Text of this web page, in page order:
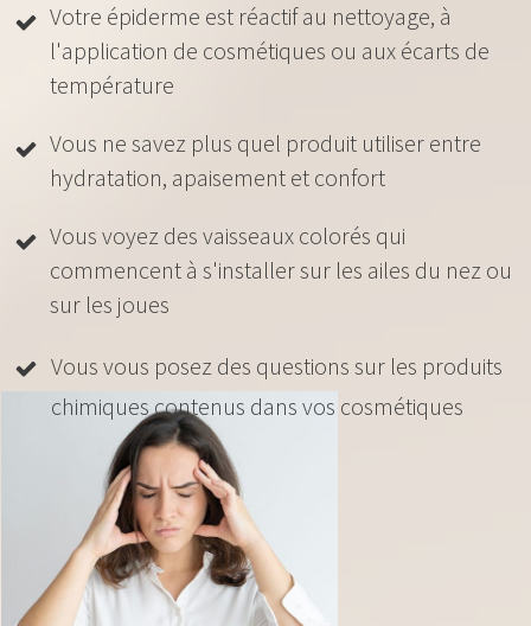
Votre épiderme est réactif au nettoyage, à
l'application de cosmétiques ou aux écarts de
température
Vous ne savez plus quel produit utiliser entre
hydratation, apaisement et confort
Vous voyez des vaisseaux colorés qui
commencent à s'installer sur les ailes du nez ou
sur les joues
Vous vous posez des questions sur les produits
chimiques contenus dans vos cosmétiques